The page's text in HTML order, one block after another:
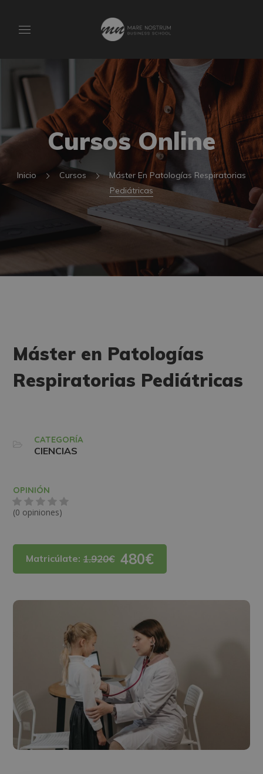
Cursos Online
Inicio Cursos
Máster En Patologías Respiratorias
Pediátricas
Máster en Patologías
Respiratorias Pediátricas
CATEGORÍA
CIENCIAS
OPINIÓN
(0 opiniones)
Matricúlate:1.920€ 480€